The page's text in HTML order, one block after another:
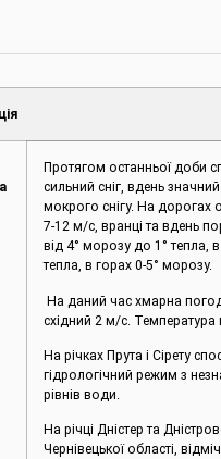
Протягом останньої доби
сильний сніг, вдень
мокрого снігу. На дорогах
7-12 м/с, вранці та вдень
від 4° морозу до 1° тепла,
тепла, в горах 0-5° морозу.
На даний час хмарна
східний 2 м/с. Температура
На річках Прута і Сірету
гідрологічний режим з
рівнів води.
На річці Дністер та
Чернівецької області,